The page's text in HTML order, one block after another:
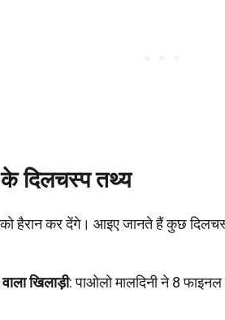
दिलचस्प तथ्य
हैरान कर देंगे। आइए जानते हैं कुछ
खिलाड़ी: पाओलो मालदिनी ने 8